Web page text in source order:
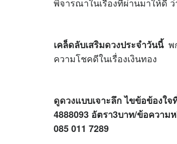
พิจารณาในเรื่องที่ผ่านมาให้ดี
เคล็ดลับเสริมดวงประจำวันนี้พก
ความโชคดีในเรื่องเงินทอง
ดูดวงแบบเจาะลึก ไขข้อข้องใ
4888093 อัตรา3บาท/ข้อควา
085 011 7289